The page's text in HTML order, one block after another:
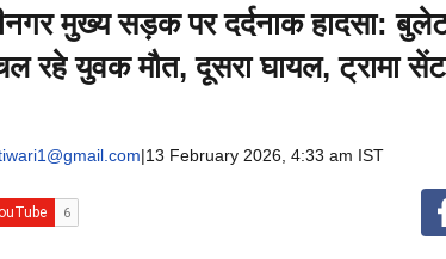
मुख्य सड़क पर दर्दनाक हादसा:
रहे युवक मौत, दूसरा घायल, ट्रामा
|13 February 2026, 4:33 am IST